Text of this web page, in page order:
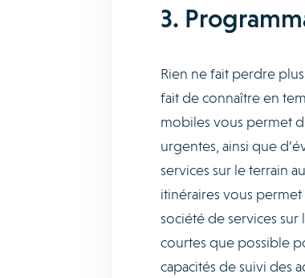
3.
Rien ne fait perdre
fait de connaître en
mobiles vous permet
urgentes, ainsi que
services sur le terrain
itinéraires vous
société de services sur
courtes que possible
capacités de suivi des